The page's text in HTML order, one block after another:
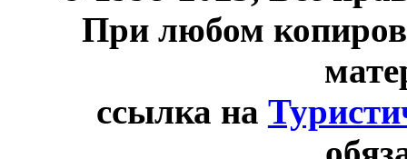
При любом
ссылка на